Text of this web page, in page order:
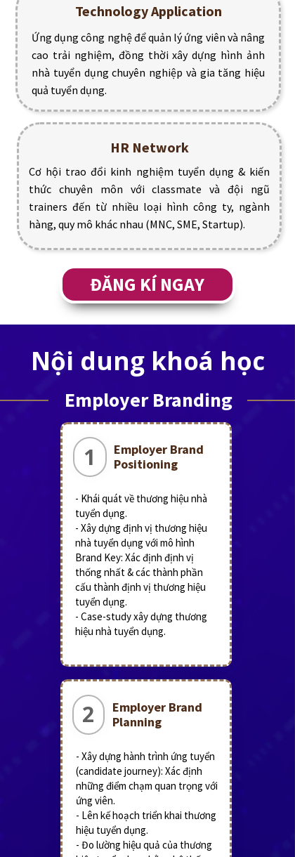
ĐĂNG KÍ NGAY
Cơ hội trao đổi kinh nghiệm tuyển dụng & kiến
thức chuyên môn với classmate và đội ngũ
trainers đến từ nhiều loại hình công ty, ngành
hàng, quy mô khác nhau (MNC, SME, Startup).
HR Network
Ứng dụng công nghệ để quản lý ứng viên và nâng
cao trải nghiệm, đồng thời xây dựng hình ảnh
nhà tuyển dụng chuyên nghiệp và gia tăng hiệu
quả tuyển dụng.
Technology Application
Nội dung khoá học
Employer Branding
Employer Brand
Positioning
- Khái quát về thương hiệu nhà
tuyển dụng.
- Xây dựng định vị thương hiệu
nhà tuyển dụng với mô hình
Brand Key: Xác định định vị
thống nhất & các thành phần
cấu thành định vị thương hiệu
tuyển dụng.
- Case-study xây dựng thương
hiệu nhà tuyển dụng.
1
Employer Brand
Planning
- Xây dựng hành trình ứng tuyển
(candidate journey): Xác định
những điểm chạm quan trọng với
ứng viên.
- Lên kế hoạch triển khai thương
hiệu tuyển dụng.
- Đo lường hiệu quả của thương
2